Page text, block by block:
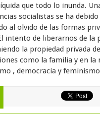
que todo lo inunda.
socialistas se ha
al olvido de las formas
intento de liberarnos de la
la propiedad privada
como la familia y en la
, democracia y